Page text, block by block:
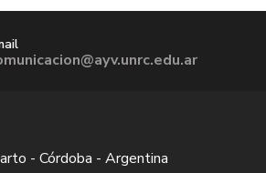
- Córdoba - Argentina